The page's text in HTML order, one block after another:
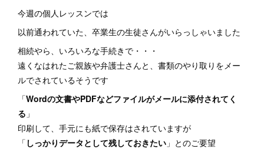
今週の個人レッスンでは
以前通われていた、卒業生の生徒さんがいらっしゃいました
相続やら、いろいろな手続きで・・・
遠くなはれたご親族や弁護士さんと、書類のやり取りをメー
ルでされているそうです
「Wordの文書やPDFなどファイルがメールに添付されてく
る 」
印刷して、手元にも紙で保存はされていますが
「 しっかりデータとして残しておきたい 」とのご要望